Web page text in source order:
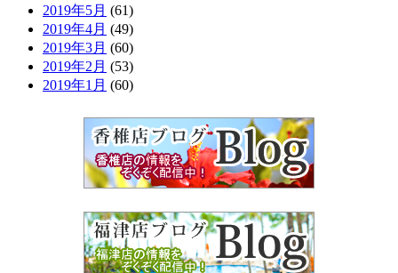
2019年5月 (61)
2019年4月 (49)
2019年3月 (60)
2019年2月 (53)
2019年1月 (60)